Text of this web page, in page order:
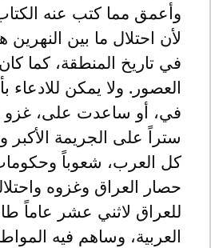
وأعمق مما كتب عنه
لأن احتلال ما بين
في تاريخ المنطقة، كما
العصور. ولا يمكن
في، أو ساعدت على، غزو
ستراً على الجريمة
كل العرب، شعوباً
حصار العراق وغزوه
للعراق لاثني عشر عاماً
العربية، وساهم فيه